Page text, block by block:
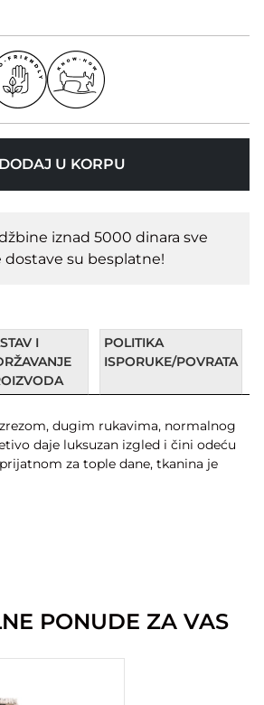
DODAJ U KORPU
iznad 5000 dinara sve
dostave su besplatne!
I
POLITIKA
ISPORUKE/POVRATA
dugim rukavima, normalnog
daje luksuzan izgled i čini odeću
za tople dane, tkanina je
PONUDE ZA VAS